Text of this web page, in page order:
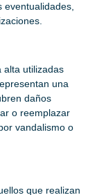
alta utilizadas
una
daños
o reemplazar
vandalismo o
que realizan